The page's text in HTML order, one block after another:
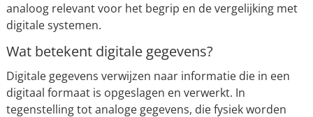
analoog relevant voor het begrip en de vergelijking met
digitale systemen.
Wat betekent digitale gegevens?
Digitale gegevens verwijzen naar informatie die in een
digitaal formaat is opgeslagen en verwerkt. In
tegenstelling tot analoge gegevens, die fysiek worden